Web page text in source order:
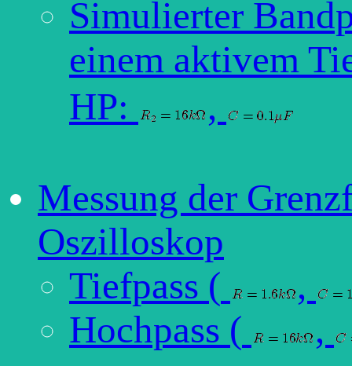
Simulierter
einem aktivem
HP:
,
Messung der
Oszilloskop
Tiefpass (
,
Hochpass (
,